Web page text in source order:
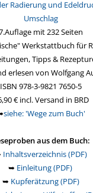
mit 232 Seiten
Werkstattbuch für
Tipps &
erlesen von Wolfgang
ISBN 978-3-9821 7650-5
€ incl. Versand in BRD
siehe: 'Wege zum Buch'
aus dem Buch:
Inhaltsverzeichnis (PDF)
➥ Einleitung (PDF)
➥ Kupferätzung (PDF)